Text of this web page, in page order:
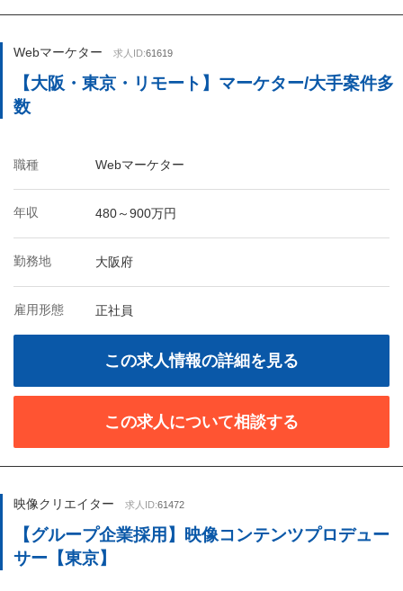
Webマーケター 求人ID:61619
【大阪・東京・リモート】マーケター/大手案件多
数
職種 Webマーケター
年収 480～900万円
勤務地 大阪府
雇用形態 正社員
この求人情報の詳細を見る
この求人について相談する
映像クリエイター 求人ID:61472
【グループ企業採用】映像コンテンツプロデュー
サー【東京】